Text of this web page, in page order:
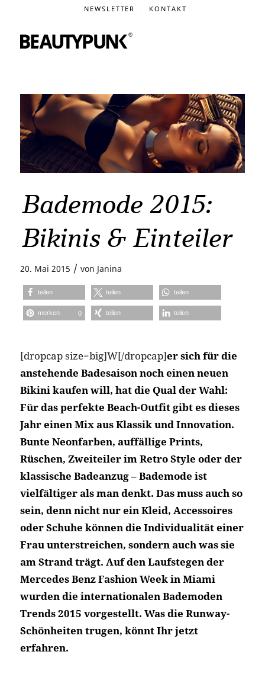
NEWSLETTER KONTAKT
Bademode 2015:
Bikinis & Einteiler
20. Mai 2015 / von Janina
teilen teilen teilen
merken 0 teilen teilen
[dropcap size=big]W[/dropcap]er sich für die
anstehende Badesaison noch einen neuen
Bikini kaufen will, hat die Qual der Wahl:
Für das perfekte Beach-Outfit gibt es dieses
Jahr einen Mix aus Klassik und Innovation.
Bunte Neonfarben, auffällige Prints,
Rüschen, Zweiteiler im Retro Style oder der
klassische Badeanzug – Bademode ist
vielfältiger als man denkt. Das muss auch so
sein, denn nicht nur ein Kleid, Accessoires
oder Schuhe können die Individualität einer
Frau unterstreichen, sondern auch was sie
am Strand trägt. Auf den Laufstegen der
Mercedes Benz Fashion Week in Miami
wurden die internationalen Bademoden
Trends 2015 vorgestellt. Was die Runway-
Schönheiten trugen, könnt Ihr jetzt
erfahren.